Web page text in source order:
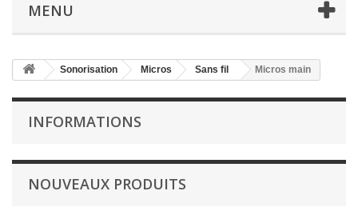
MENU
Sonorisation Micros Sans fil Micros main
INFORMATIONS
NOUVEAUX PRODUITS